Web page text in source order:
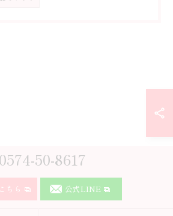
0574-50-8617
ちら 公式LINE